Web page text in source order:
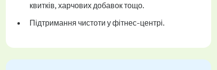
квитків, харчових добавок тощо.
Підтримання чистоти у фітнес-центрі.